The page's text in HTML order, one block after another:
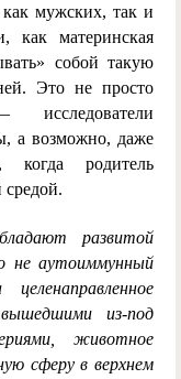
мужских, так и
как материнская
собой такую
Это не просто
исследователи
а возможно, даже
когда родитель
развитой
не аутоиммунный
из-под
животное
сферу в верхнем